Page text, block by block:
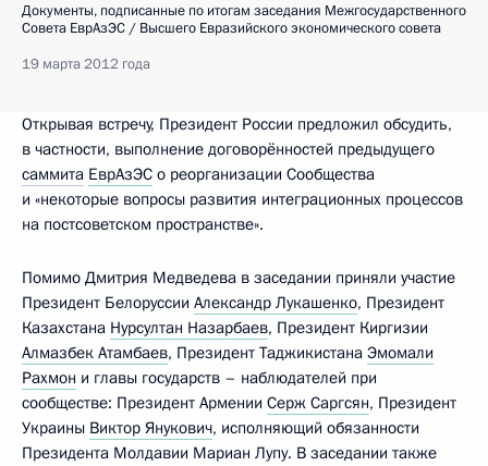
Документы, подписанные по итогам заседания Межгосударственного
Совета ЕврАзЭС / Высшего Евразийского экономического совета
19 марта 2012 года
Открывая встречу, Президент России предложил обсудить,
в частности, выполнение договорённостей предыдущего
саммита ЕврАзЭС о реорганизации Сообщества
и «некоторые вопросы развития интеграционных процессов
на постсоветском пространстве».
Помимо Дмитрия Медведева в заседании приняли участие
Президент Белоруссии Александр Лукашенко, Президент
Казахстана Нурсултан Назарбаев, Президент Киргизии
Алмазбек Атамбаев, Президент Таджикистана Эмомали
Рахмон и главы государств – наблюдателей при
сообществе: Президент Армении Серж Саргсян, Президент
Украины Виктор Янукович, исполняющий обязанности
Президента Молдавии Мариан Лупу. В заседании также